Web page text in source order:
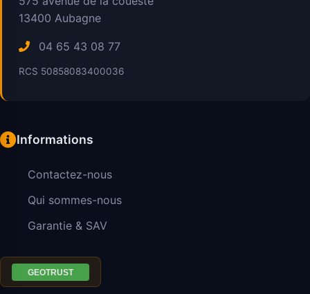
13400 Aubagne
04 65 43 08 77
RCS 50858083400036
Informations
Contactez-nous
Qui sommes-nous
Garantie & SAV